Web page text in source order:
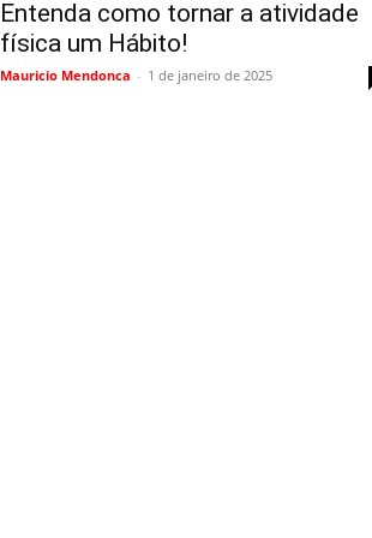
Entenda como tornar a atividade
física um Hábito!
Mauricio Mendonca - 1 de janeiro de 2025